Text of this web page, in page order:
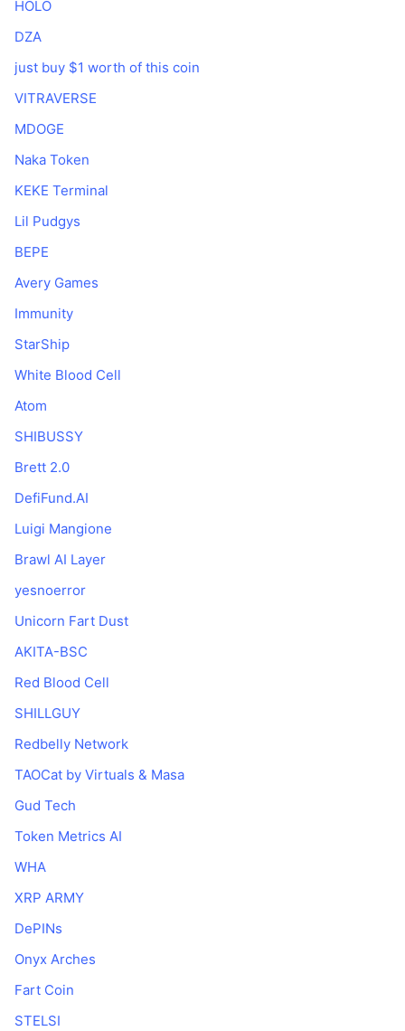
Yeni
Kripto
Spor
Finans
Teknoloji
Genel NFT İstatistikleri
Bitcoin ETF'leri
Ethereum ETF'leri
Teknik analiz
Genel Bakış
Fonlama Oranları
x402
Öğren
Haber
Araştırma
Airdrop
Öğren & Kazan
Takvimler
ICO Takvimi
HOLO
DZA
just buy $1 worth of this coin
VITRAVERSE
MDOGE
Naka Token
KEKE Terminal
Lil Pudgys
BEPE
Avery Games
Immunity
StarShip
White Blood Cell
Atom
SHIBUSSY
Brett 2.0
DefiFund.AI
Luigi Mangione
Brawl AI Layer
yesnoerror
Unicorn Fart Dust
AKITA-BSC
Red Blood Cell
SHILLGUY
Redbelly Network
TAOCat by Virtuals & Masa
Gud Tech
Token Metrics AI
WHA
XRP ARMY
DePINs
Onyx Arches
Fart Coin
STELSI